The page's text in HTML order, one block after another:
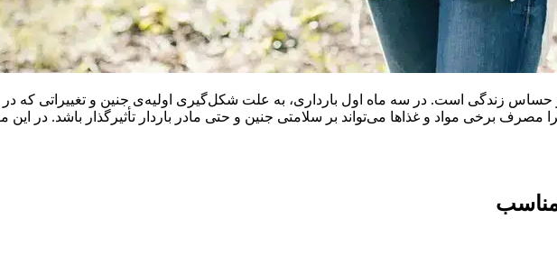
زندگی است. در سه ماه اول بارداری، به علت شکل‌گیری اولیه‌ی جنین و تغییراتی که در
برخی مواد و غذاها می‌تواند بر سلامتی جنین و حتی مادر باردار تأثیرگذار باشد. در
مناسب